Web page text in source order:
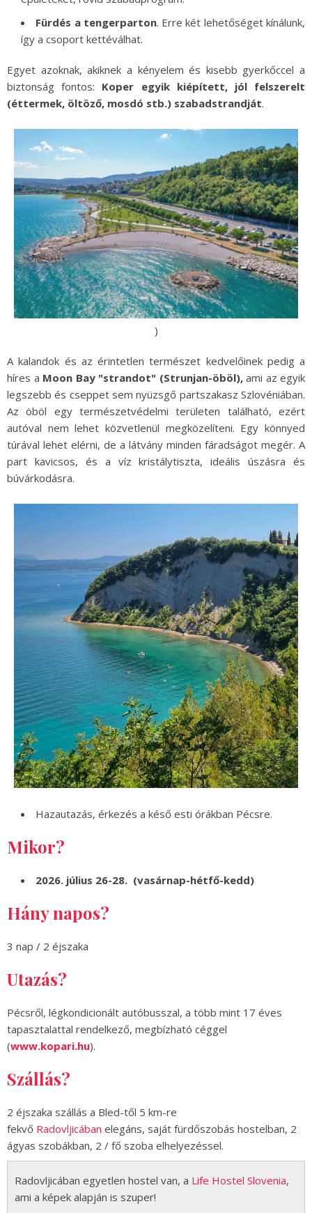
Fürdés a tengerparton. Erre két lehetőséget kínálunk,
így a csoport kettéválhat.
Egyet azoknak, akiknek a kényelem és kisebb gyerkőccel a
biztonság fontos: Koper egyik kiépített, jól felszerelt
(éttermek, öltöző, mosdó stb.) szabadstrandját.
)
A kalandok és az érintetlen természet kedvelőinek pedig a
híres a Moon Bay "strandot" (Strunjan-öböl), ami az egyik
legszebb és cseppet sem nyüzsgő partszakasz Szlovéniában.
Az öböl egy természetvédelmi területen található, ezért
autóval nem lehet közvetlenül megközelíteni. Egy könnyed
túrával lehet elérni, de a látvány minden fáradságot megér. A
part kavicsos, és a víz kristálytiszta, ideális úszásra és
búvárkodásra.
Hazautazás, érkezés a késő esti órákban Pécsre.
Mikor?
2026. július 26-28. (vasárnap-hétfő-kedd)
Hány napos?
3 nap / 2 éjszaka
Utazás?
Pécsről, légkondicionált autóbusszal, a több mint 17 éves
tapasztalattal rendelkező, megbízható céggel
(www.kopari.hu).
Szállás?
2 éjszaka szállás a Bled-től 5 km-re
fekvő Radovljicában elegáns, saját fürdőszobás hostelban, 2
ágyas szobákban, 2 / fő szoba elhelyezéssel.
Radovljicában egyetlen hostel van, a Life Hostel Slovenia,
ami a képek alapján is szuper!